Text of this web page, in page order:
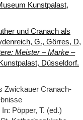
Kunstpalast,
und Cranach als
G., Görres, D,
Meister – Marke –
Düsseldorf.
Zwickauer Cranach-
Pöpper, T. (ed.)